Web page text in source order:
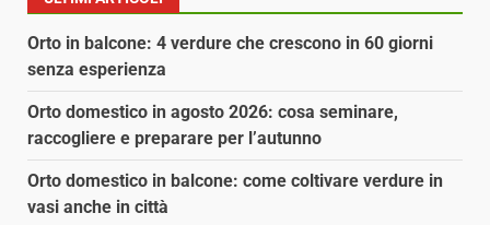
Orto in balcone: 4 verdure che crescono in 60 giorni
senza esperienza
Orto domestico in agosto 2026: cosa seminare,
raccogliere e preparare per l’autunno
Orto domestico in balcone: come coltivare verdure in
vasi anche in città